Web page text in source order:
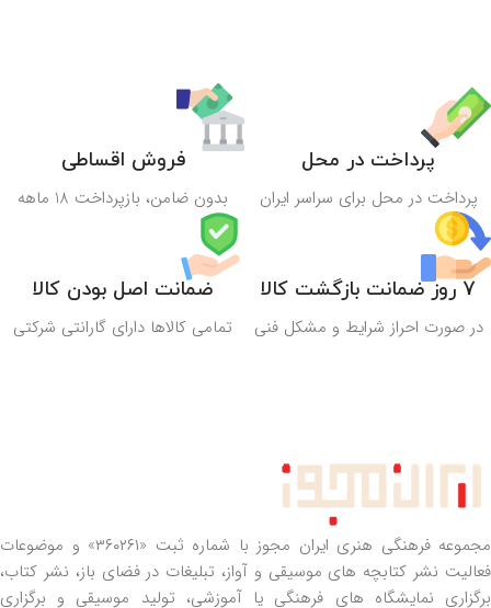
پرداخت در محل
پرداخت در محل برای سراسر ایران
فروش اقساطی
بدون ضامن، بازپرداخت 18 ماهه
7 روز ضمانت بازگشت کالا
در صورت احراز شرایط و مشکل فنی
ضمانت اصل بودن کالا
تمامی کالاها دارای گارانتی شرکتی
مجموعه فرهنگی هنری ایران مجوز با شماره ثبت «۳۶۰۲۶۱» و موضوعات
فعالیت نشر کتابچه های موسیقی و آواز، تبلیغات در فضای باز، نشر کتاب،
برگزاری نمایشگاه های فرهنگی یا آموزشی، تولید موسیقی و برگزاری